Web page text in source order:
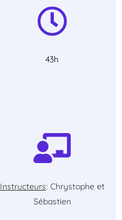
43h
Instructeurs: Chrystophe et
Sébastien